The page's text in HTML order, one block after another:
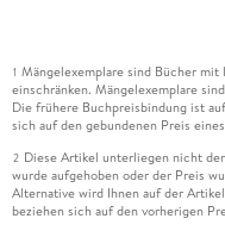
1 Mängelexemplare sind Bücher
einschränken. Mängelexemplare
Die frühere Buchpreisbindung ist
sich auf den gebundenen Preis
2 Diese Artikel unterliegen nicht
wurde aufgehoben oder der Preis
Alternative wird Ihnen auf der
beziehen sich auf den vorherigen